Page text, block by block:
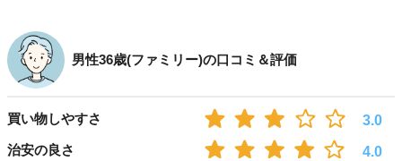
男性36歳(ファミリー)の口コミ＆評価
買い物しやすさ
3.0
治安の良さ
4.0